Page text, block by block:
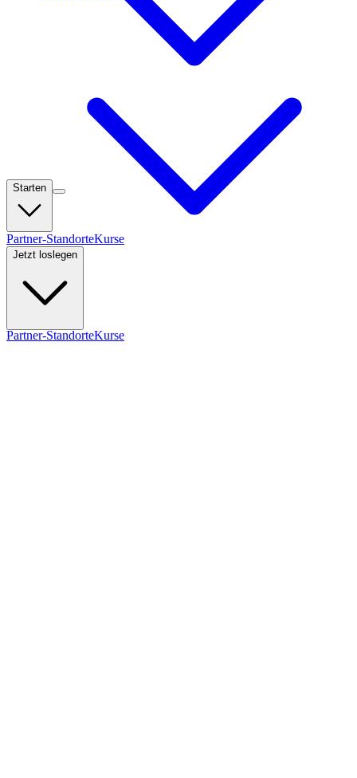
Starten
Partner-StandorteKurse
Jetzt loslegen
Partner-StandorteKurse